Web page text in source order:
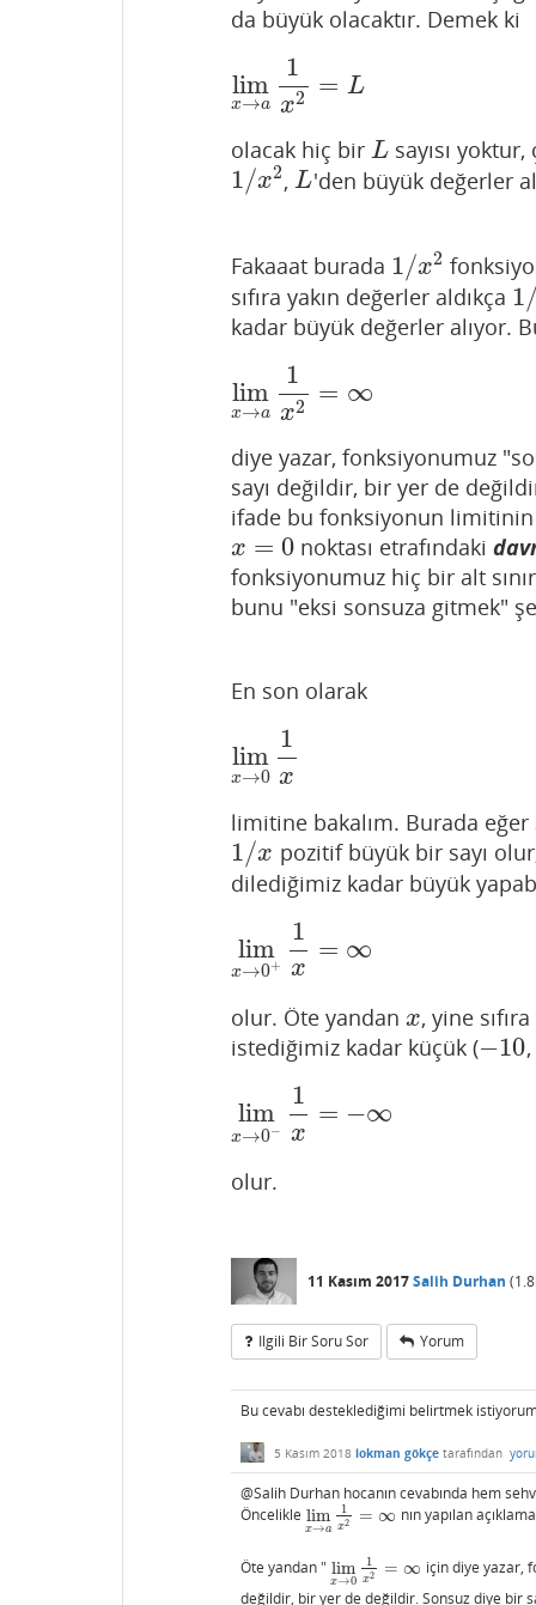
da büyük olacaktır. Demek ki
lim
x→a
1
x2 = L
limx →a1x2 =L
olacak hiç bir L
L sayısı
1/x2
1/x2 ,L
L 'den büyük değerler
Fakaaat burada 1/x2
1/x2
sıfıra yakın değerler aldıkça 1/
1/
kadar büyük değerler alıyor.
lim
x→a
1
x2 = ∞
limx →a 1x2 =∞
diye yazar, fonksiyonumuz
sayı değildir, bir yer de
ifade bu fonksiyonun
x = 0
x= 0 noktası etrafındaki
fonksiyonumuz hiç bir alt
bunu "eksi sonsuza gitmek"
En son olarak
lim
x→0
1
x
limx →0
limitine bakalım. Burada eğer
1/x
1/x pozitif büyük bir sayı
dilediğimiz kadar büyük
lim
x→0+
1
x
= ∞
limx →0 +1x =∞
olur. Öte yandan x
x , yine
istediğimiz kadar küçük (−10
−10 ,
lim
x→0−
1
x
= −∞
limx →0 −1x =−∞
olur.
11 Kasım 2017Salih Durhan (
Ilgili Bir Soru Sor Yorum
Bu cevabı desteklediğimi belirtmek
5 Kasım 2018 lokman gökçe tarafından
@Salih Durhan hocanın cevabında hem
Öncelikle lim
x→a
1
x2 = ∞
limx →a 1x2=∞ nın yapılan
Öte yandan " lim
x→0
1
x2 = ∞
limx →0 1x2=∞ için diye yazar,
değildir, bir yer de değildir. Sonsuz diye bir